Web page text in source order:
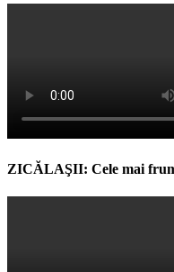
ZICĂLAŞII: Cele mai